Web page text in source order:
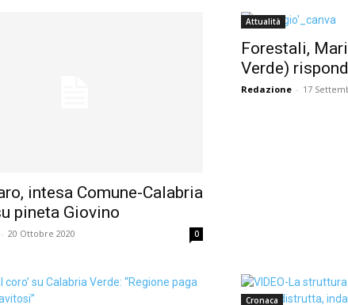
intesa Comune-Calabria
pineta Giovino
- 20 Ottobre 2020 0
Attualità
Forestali,
Verde)
Redazione - 17
Cronaca